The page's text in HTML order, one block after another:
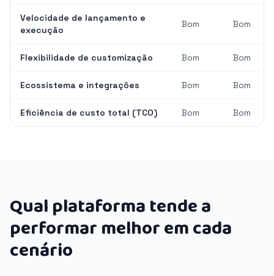
Velocidade de lançamento e
execução
Bom Bom
Flexibilidade de customização Bom Bom
Ecossistema e integrações Bom Bom
Eficiência de custo total (TCO) Bom Bom
Qual plataforma tende a
performar melhor em cada
cenário